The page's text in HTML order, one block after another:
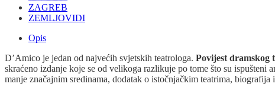
ZAGREB
ZEMLJOVIDI
Opis
D’Amico je jedan od najvećih svjetskih teatrologa. Povijest dramskog
skraćeno izdanje koje se od velikoga razlikuje po tome što su
manje značajnim sredinama, dodatak o istočnjačkim teatrima,